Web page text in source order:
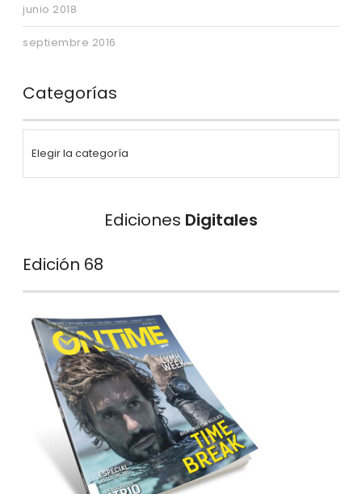
junio 2018
septiembre 2016
Categorías
Ediciones Digitales
Edición 68